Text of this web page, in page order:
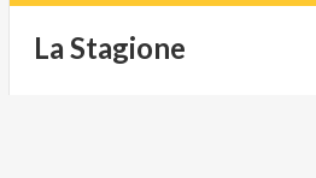
La Stagione